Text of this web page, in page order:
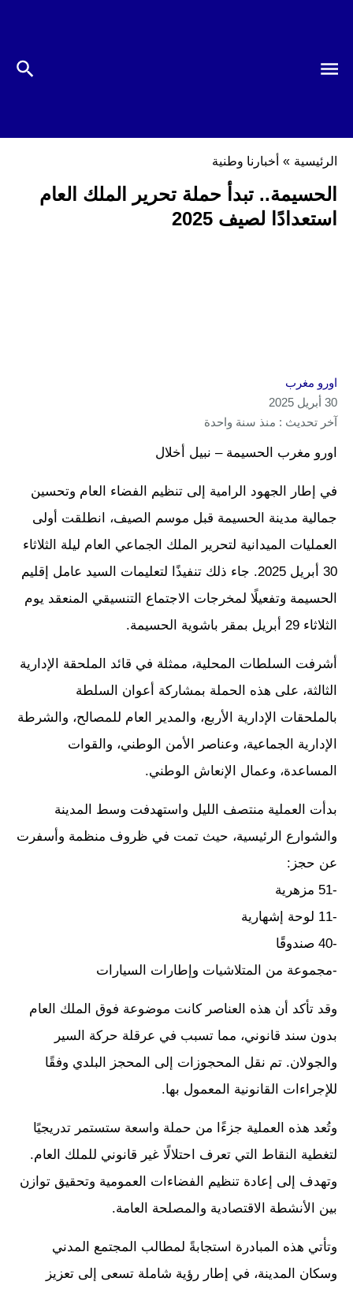
الرئيسية » أخبارنا وطنية
الحسيمة.. تبدأ حملة تحرير الملك العام
استعدادًا لصيف 2025
اورو مغرب
30 أبريل 2025
آخر تحديث : منذ سنة واحدة
اورو مغرب الحسيمة – نبيل أخلال
في إطار الجهود الرامية إلى تنظيم الفضاء العام وتحسين
جمالية مدينة الحسيمة قبل موسم الصيف، انطلقت أولى
العمليات الميدانية لتحرير الملك الجماعي العام ليلة الثلاثاء
30 أبريل 2025. جاء ذلك تنفيذًا لتعليمات السيد عامل إقليم
الحسيمة وتفعيلًا لمخرجات الاجتماع التنسيقي المنعقد يوم
الثلاثاء 29 أبريل بمقر باشوية الحسيمة.
أشرفت السلطات المحلية، ممثلة في قائد الملحقة الإدارية
الثالثة، على هذه الحملة بمشاركة أعوان السلطة
بالملحقات الإدارية الأربع، والمدير العام للمصالح، والشرطة
الإدارية الجماعية، وعناصر الأمن الوطني، والقوات
المساعدة، وعمال الإنعاش الوطني.
بدأت العملية منتصف الليل واستهدفت وسط المدينة
والشوارع الرئيسية، حيث تمت في ظروف منظمة وأسفرت
عن حجز:
-51 مزهرية
-11 لوحة إشهارية
-40 صندوقًا
-مجموعة من المتلاشيات وإطارات السيارات
وقد تأكد أن هذه العناصر كانت موضوعة فوق الملك العام
بدون سند قانوني، مما تسبب في عرقلة حركة السير
والجولان. تم نقل المحجوزات إلى المحجز البلدي وفقًا
للإجراءات القانونية المعمول بها.
وتُعد هذه العملية جزءًا من حملة واسعة ستستمر تدريجيًا
لتغطية النقاط التي تعرف احتلالًا غير قانوني للملك العام.
وتهدف إلى إعادة تنظيم الفضاءات العمومية وتحقيق توازن
بين الأنشطة الاقتصادية والمصلحة العامة.
وتأتي هذه المبادرة استجابةً لمطالب المجتمع المدني
وسكان المدينة، في إطار رؤية شاملة تسعى إلى تعزيز